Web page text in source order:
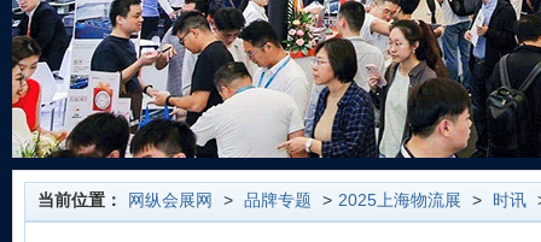
当前位置： 网纵会展网 > 品牌专题 > 2025上海物流展 > 时讯